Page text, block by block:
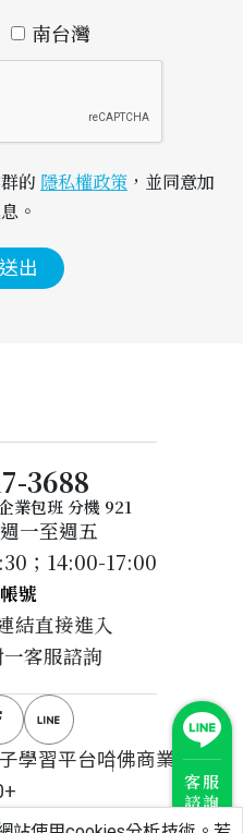
南台灣
的 隱私權政策 ，並同意加
。
出
3688
業包班 分機 921
一至週五
；14:00-17:00
號
結直接進入
客服諮詢
學習平台哈佛商業評論
客服
諮詢